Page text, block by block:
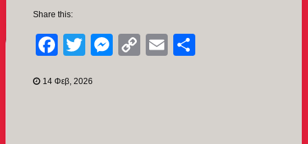
Share this:
Facebook
TwitterMessenger
CopyEmail
14 Φεβ, 2026